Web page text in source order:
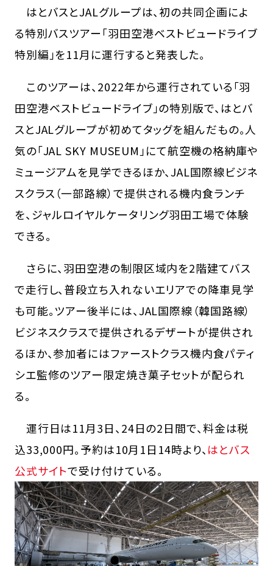
はとバスとJALグループは、初の共同企画によ
る特別バスツアー「羽田空港ベストビュードライブ
特別編」を11月に運行すると発表した。
このツアーは、2022年から運行されている「羽
田空港ベストビュードライブ」の特別版で、はとバ
スとJALグループが初めてタッグを組んだもの。人
気の「JAL SKY MUSEUM」にて航空機の格納庫や
ミュージアムを見学できるほか、JAL国際線ビジネ
スクラス（一部路線）で提供される機内食ランチ
を、ジャルロイヤルケータリング羽田工場で体験
できる。
さらに、羽田空港の制限区域内を2階建てバス
で走行し、普段立ち入れないエリアでの降車見学
も可能。ツアー後半には、JAL国際線（韓国路線）
ビジネスクラスで提供されるデザートが提供され
るほか、参加者にはファーストクラス機内食パティ
シエ監修のツアー限定焼き菓子セットが配られ
る。
運行日は11月3日、24日の2日間で、料金は税
込33,000円。予約は10月1日14時より、 はとバス
公式サイトで受け付けている。